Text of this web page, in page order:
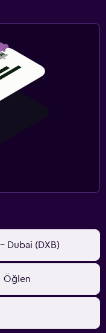
Dubai (DXB)
Öğlen